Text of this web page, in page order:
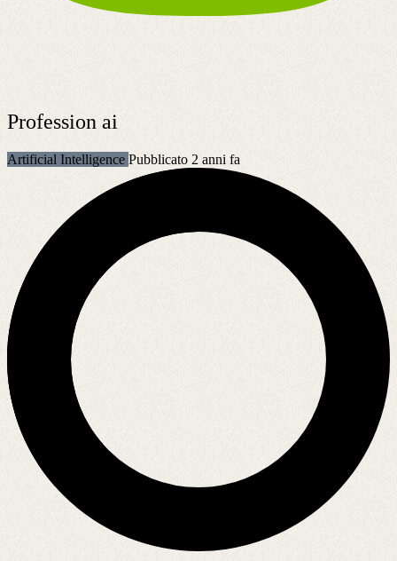
Profession ai
Artificial Intelligence Pubblicato 2 anni fa